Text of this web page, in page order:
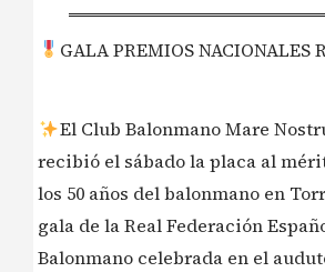
GALA PREMIOS NACIONALES
El Club Balonmano Mare
recibió el sábado la placa al
los 50 años del balonmano en
gala de la Real Federación
Balonmano celebrada en el